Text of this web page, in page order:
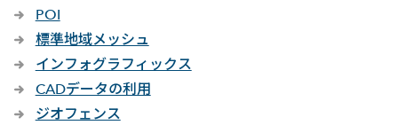
POI
標準地域メッシュ
インフォグラフィックス
CADデータの利用
ジオフェンス